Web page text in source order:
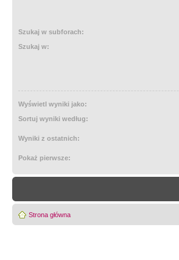
Szukaj w subforach:
Szukaj w:
Wyświetl wyniki jako:
Sortuj wyniki według:
Wyniki z ostatnich:
Pokaż pierwsze:
Strona główna